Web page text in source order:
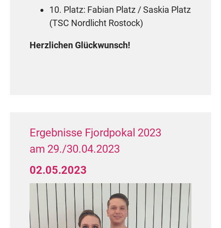
10. Platz: Fabian Platz / Saskia Platz
(TSC Nordlicht Rostock)
Herzlichen Glückwunsch!
Ergebnisse Fjordpokal 2023
am 29./30.04.2023
02.05.2023